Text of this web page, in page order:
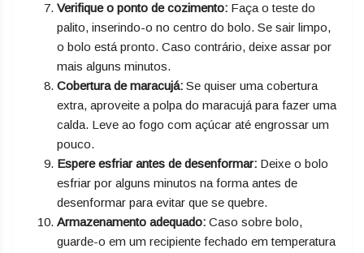
Verifique o ponto de cozimento: Faça o teste do
palito, inserindo-o no centro do bolo. Se sair limpo,
o bolo está pronto. Caso contrário, deixe assar por
mais alguns minutos.
Cobertura de maracujá: Se quiser uma cobertura
extra, aproveite a polpa do maracujá para fazer uma
calda. Leve ao fogo com açúcar até engrossar um
pouco.
Espere esfriar antes de desenformar: Deixe o bolo
esfriar por alguns minutos na forma antes de
desenformar para evitar que se quebre.
Armazenamento adequado: Caso sobre bolo,
guarde-o em um recipiente fechado em temperatura